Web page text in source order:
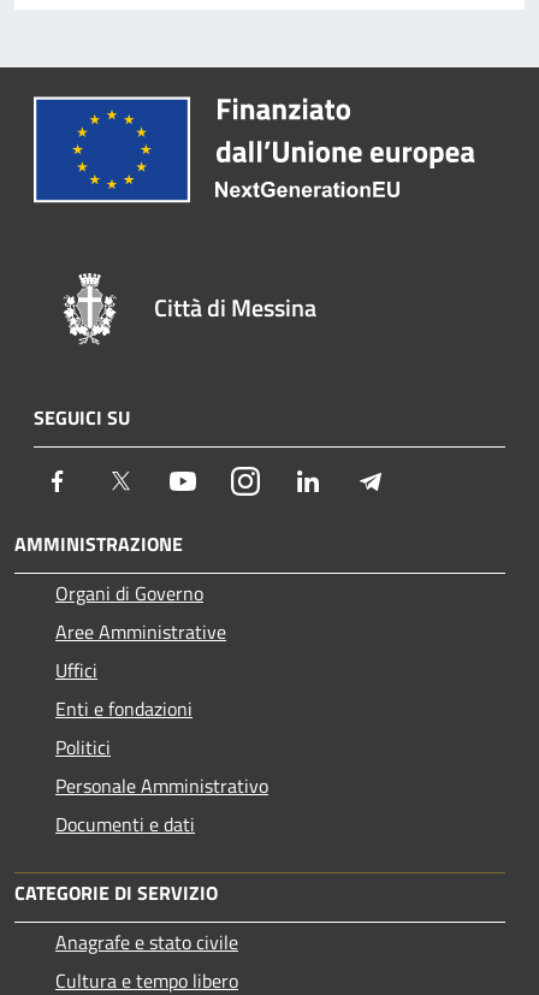
Città di Messina
SEGUICI SU
Facebook Twitter YoutubeInstagram LinkedIn
AMMINISTRAZIONE
Organi di Governo
Aree Amministrative
Uffici
Enti e fondazioni
Politici
Personale Amministrativo
Documenti e dati
CATEGORIE DI SERVIZIO
Anagrafe e stato civile
Cultura e tempo libero